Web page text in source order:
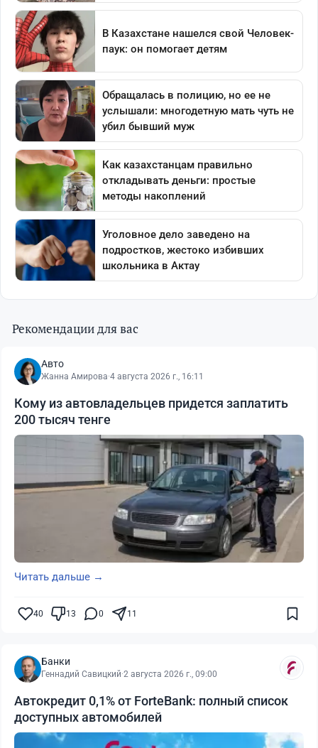
Рекомендации для вас
Авто
Жанна Амирова·4 августа 2026 г., 16:11
Кому из автовладельцев придется заплатить
200 тысяч тенге
Читать дальше →
40 13 0 11
Банки
Геннадий Савицкий·2 августа 2026 г., 09:00
Автокредит 0,1% от ForteBank: полный список
доступных автомобилей